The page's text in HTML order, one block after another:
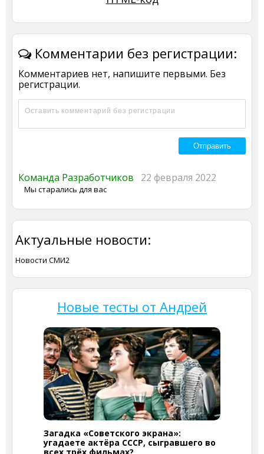
Комментарии без регистрации:
Комментариев нет, напишите первыми. Без
регистрации.
Команда Разработчиков 22 февраля 2022
Мы старались для вас
Актуальные новости:
Новости СМИ2
Новые тесты от Андрей
Загадка «Советского экрана»:
угадаете актёра СССР, сыгравшего во